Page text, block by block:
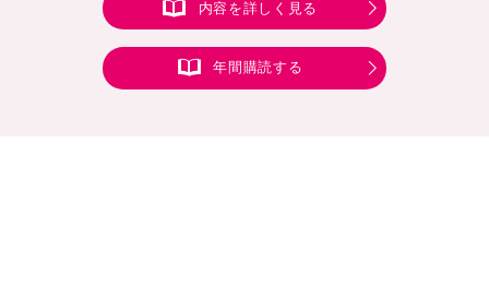
内容を詳しく見る
年間購読する